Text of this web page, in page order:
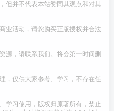
但并不代表本站赞同其观点和对其
业活动，请您购买正版授权并合法
源，请联系我们。将会第一时间删
，仅供大家参考、学习，不存在任
学习使用，版权归原著所有，禁止